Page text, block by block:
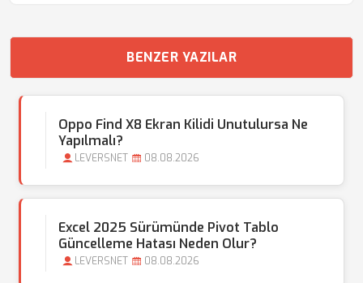
BENZER YAZILAR
Oppo Find X8 Ekran Kilidi Unutulursa Ne
Yapılmalı?
LEVERSNET 08.08.2026
Excel 2025 Sürümünde Pivot Tablo
Güncelleme Hatası Neden Olur?
LEVERSNET 08.08.2026